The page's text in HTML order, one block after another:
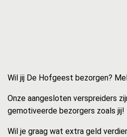
Wil jij De Hofgeest bezorgen?
Onze aangesloten verspreiders
gemotiveerde bezorgers zoals jij!
Wil je graag wat extra geld